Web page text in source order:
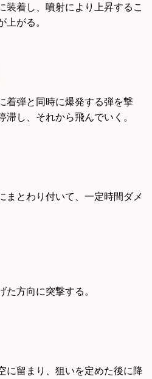
装着し、噴射により上昇するこ
上がる。
着弾と同時に爆発する弾を撃
滞し、それから飛んでいく。
まとわり付いて、一定時間ダメ
た方向に突撃する。
に留まり、狙いを定めた後に降